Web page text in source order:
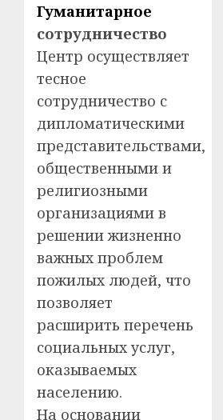
Гуманитарное
сотрудничество
Центр осуществляет
тесное
сотрудничество с
дипломатическими
представительствами,
общественными и
религиозными
организациями в
решении жизненно
важных проблем
пожилых людей, что
позволяет
расширить перечень
социальных услуг,
оказываемых
населению.
На основании